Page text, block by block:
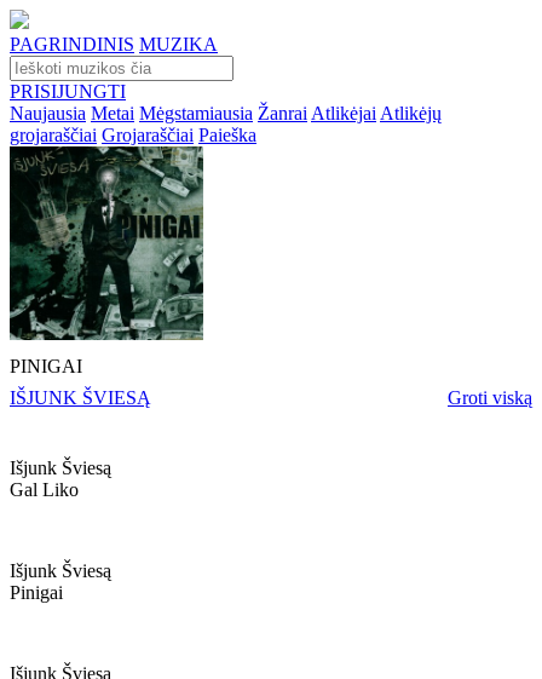
PAGRINDINIS MUZIKA
PRISIJUNGTI
Naujausia Metai Mėgstamiausia Žanrai Atlikėjai Atlikėjų
grojaraščiai Grojaraščiai Paieška
PINIGAI
IŠJUNK ŠVIESĄ
Groti viską
Išjunk Šviesą
Gal Liko
Išjunk Šviesą
Pinigai
Išjunk Šviesą